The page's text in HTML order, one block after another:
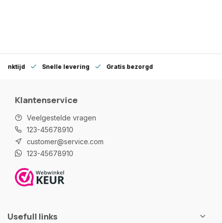
Snelle levering Gratis bezorgd
Klantenservice
Veelgestelde vragen
123-45678910
customer@service.com
123-45678910
Usefull links